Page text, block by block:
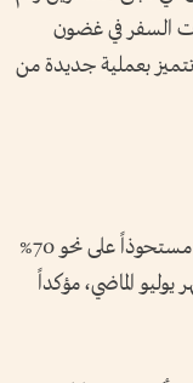
السفر في غضون
تتميز بعملية جديدة من
حافظ مطار دبي الدولي على صدارته الإقليمية، مستحوذاً على نحو 70%
يوليو الماضي، مؤكداً